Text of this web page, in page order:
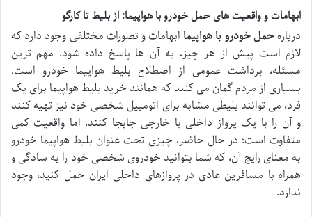
ابهامات و واقعیت های حمل خودرو با هواپیما: از بلیط تا کارگو
دربارهحمل خودرو با هواپیما ابهامات و تصورات مختلفی وجود دارد که
لازم است پیش از هر چیز، به آن ها پاسخ داده شود. مهم ترین
مسئله، برداشت عمومی از اصطلاح بلیط هواپیما خودرو است.
بسیاری از مردم گمان می کنند که همانند خرید بلیط هواپیما برای یک
فرد، می توانند بلیطی مشابه برای اتومبیل شخصی خود نیز تهیه کنند
و آن را با یک پرواز داخلی یا خارجی جابجا کنند. اما واقعیت کمی
متفاوت است؛ در حال حاضر، چیزی تحت عنوان بلیط هواپیما خودرو
به معنای رایج آن، که شما بتوانید خودروی شخصی خود را به سادگی و
همراه با مسافرین عادی در پروازهای داخلی ایران حمل کنید، وجود
ندارد.